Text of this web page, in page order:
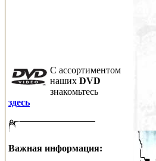
C ассортиментом
наших DVD
знакомьтесь
здесь
Важная информация: